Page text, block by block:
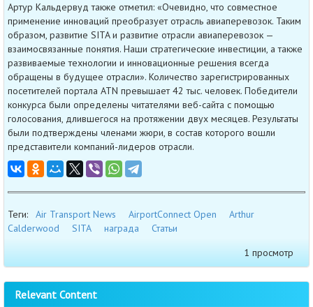
Артур Кальдервуд также отметил: «Очевидно, что совместное
применение инноваций преобразует отрасль авиаперевозок. Таким
образом, развитие SITA и развитие отрасли авиаперевозок —
взаимосвязанные понятия. Наши стратегические инвестиции, а также
развиваемые технологии и инновационные решения всегда
обращены в будущее отрасли». Количество зарегистрированных
посетителей портала ATN превышает 42 тыс. человек. Победители
конкурса были определены читателями веб-сайта с помощью
голосования, длившегося на протяжении двух месяцев. Результаты
были подтверждены членами жюри, в состав которого вошли
представители компаний-лидеров отрасли.
Теги: Air Transport News AirportConnect Open
Arthur
Calderwood
SITA награда
Статьи
1 просмотр
Relevant Content